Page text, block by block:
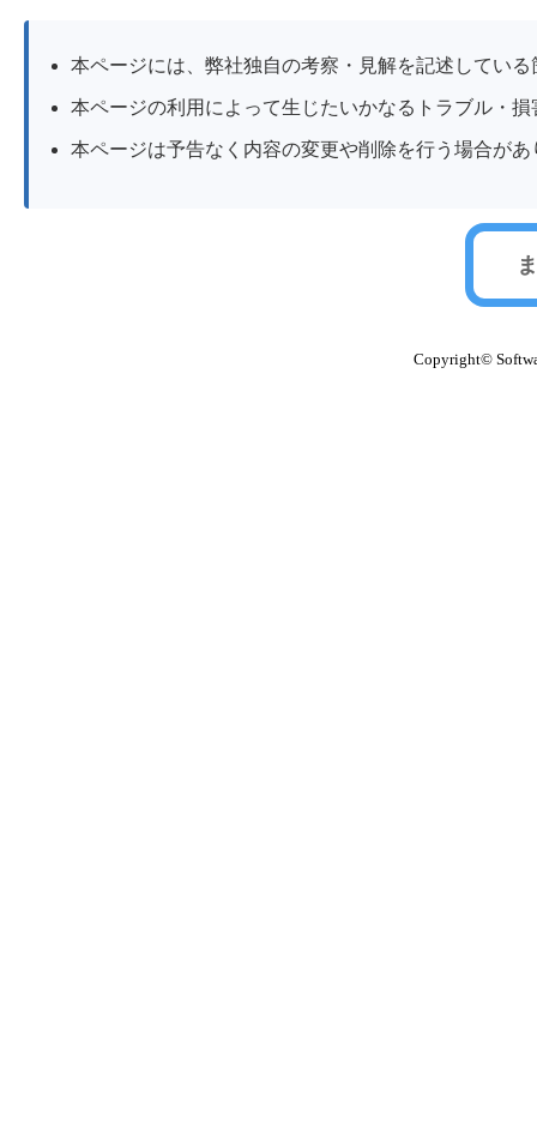
本ページには、弊社独自の考察・見解を記述してい
本ページの利用によって生じたいかなるトラブル・
本ページは予告なく内容の変更や削除を行う場合があ
Copyright©